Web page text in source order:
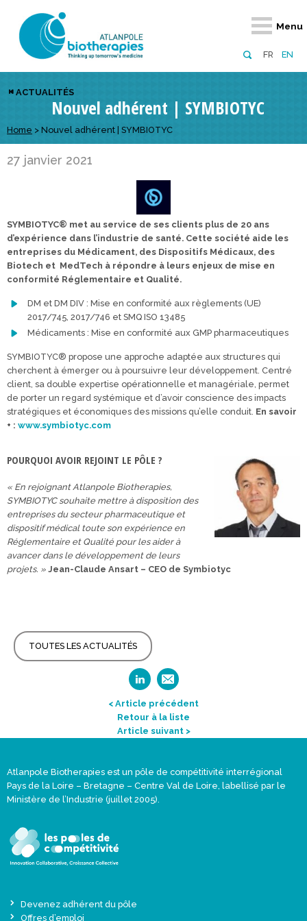
FR EN
Menu
Retour
À propos
Présentation du pôle
Domaines d’excellence
Retour
Equipe
Conseil d’administration
Retour
Notre réseau
Membres du pôle
Partenaires
Réseau européen
Retour
Actus, événements, AAP
Actualités
Événements
Appels à projets
Retour
régionaux
nationaux
Retour
Notre offre
Diversifiez votre réseau
Visez l’international
Développez vos projets d’innovation
Gagnez en visibilité
Retour
Nous rejoindre
En tant qu’adhérent
En tant que partenaire
Retour
Emploi
Offres d’emploi
Candidatures
ACTUALITÉS
Nouvel adhérent | SYMBIOTYC
Home > Nouvel adhérent | SYMBIOTYC
27 janvier 2021
SYMBIOTYC® met au service de ses clients plus de 20 ans
d’expérience dans l’industrie de santé. Cette société aide les
entreprises du Médicament, des Dispositifs Médicaux, des
Biotech et MedTech à répondre à leurs enjeux de mise en
conformité Réglementaire et Qualité.
DM et DM DIV : Mise en conformité aux règlements (UE)
2017/745, 2017/746 et SMQ ISO 13485
Médicaments : Mise en conformité aux GMP pharmaceutiques
SYMBIOTYC® propose une approche adaptée aux structures qui
cherchent à émerger ou à poursuivre leur développement. Centré
client, sa double expertise opérationnelle et managériale, permet
de porter un regard systémique et d’avoir conscience des impacts
stratégiques et économiques des missions qu’elle conduit. En savoir
+ : www.symbiotyc.com
POURQUOI AVOIR REJOINT LE PÔLE ?
« En rejoignant Atlanpole Biotherapies,
SYMBIOTYC souhaite mettre à disposition des
entreprises du secteur pharmaceutique et
dispositif médical toute son expérience en
Réglementaire et Qualité pour les aider à
avancer dans le développement de leurs
projets. » Jean-Claude Ansart – CEO de Symbiotyc
TOUTES LES ACTUALITÉS
< Article précédent
Retour à la liste
Article suivant >
Atlanpole Biotherapies est un pôle de compétitivité interrégional
Pays de la Loire – Bretagne – Centre Val de Loire, labellisé par le
Ministère de l’Industrie (juillet 2005).
Devenez adhérent du pôle
Offres d’emploi